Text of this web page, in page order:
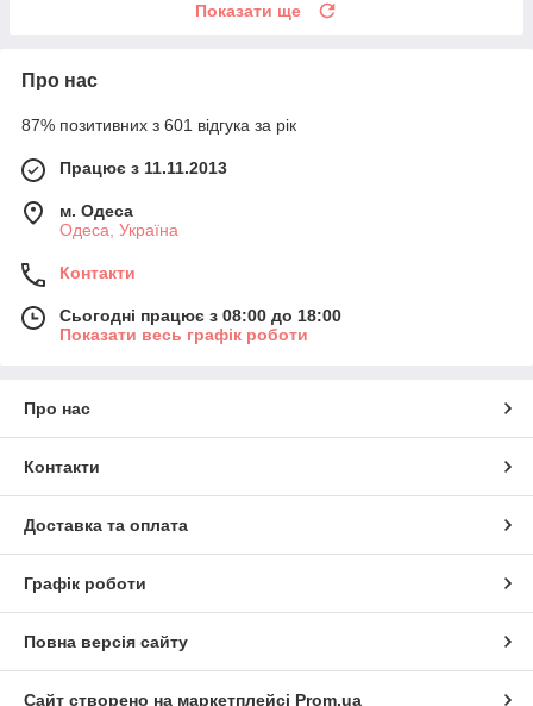
Показати ще
Про нас
87% позитивних з 601 відгука за рік
Працює з 11.11.2013
м. Одеса
Одеса, Україна
Контакти
Сьогодні працює з 08:00 до 18:00
Показати весь графік роботи
Про нас
Контакти
Доставка та оплата
Графік роботи
Повна версія сайту
Сайт створено на маркетплейсі Prom.ua